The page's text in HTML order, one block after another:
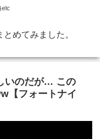
etc
めてみました。
いのだが… この
【フォートナイ